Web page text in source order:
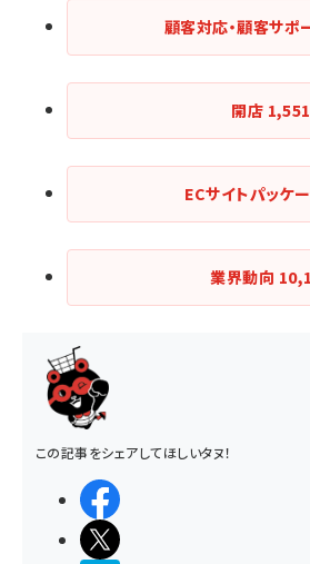
顧客対応・顧客サポ
開店 1,551
ECサイトパッケ
業界動向
この記事をシェアしてほしいタヌ！